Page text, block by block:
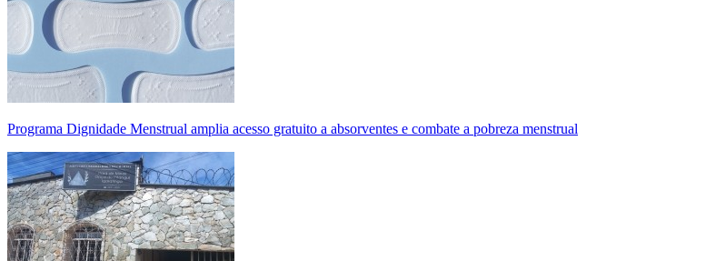
Programa Dignidade Menstrual amplia acesso gratuito a absorventes e combate a pobreza menstrual